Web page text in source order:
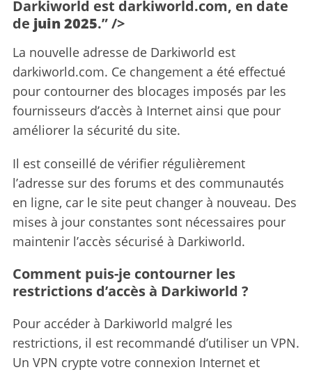
Darkiworld est darkiworld.com, en date
de juin 2025.” />
La nouvelle adresse de Darkiworld est
darkiworld.com. Ce changement a été effectué
pour contourner des blocages imposés par les
fournisseurs d’accès à Internet ainsi que pour
améliorer la sécurité du site.
Il est conseillé de vérifier régulièrement
l’adresse sur des forums et des communautés
en ligne, car le site peut changer à nouveau. Des
mises à jour constantes sont nécessaires pour
maintenir l’accès sécurisé à Darkiworld.
Comment puis-je contourner les
restrictions d’accès à Darkiworld ?
Pour accéder à Darkiworld malgré les
restrictions, il est recommandé d’utiliser un VPN.
Un VPN crypte votre connexion Internet et